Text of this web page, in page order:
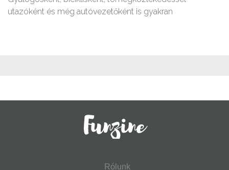
utazóként és még autóvezetőként is gyakran
Rólunk